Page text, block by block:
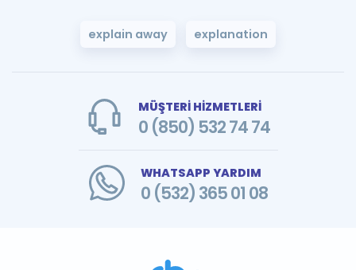
explain away explanation
MÜŞTERİ HİZMETLERİ
0 (850) 532 74 74
WHATSAPP YARDIM
0 (532) 365 01 08